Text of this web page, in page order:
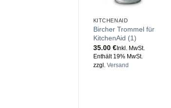
KITCHENAID
Bircher Trommel für
KitchenAid (1)
35.00 €Inkl. MwSt.
Enthält 19% MwSt.
zzgl. Versand